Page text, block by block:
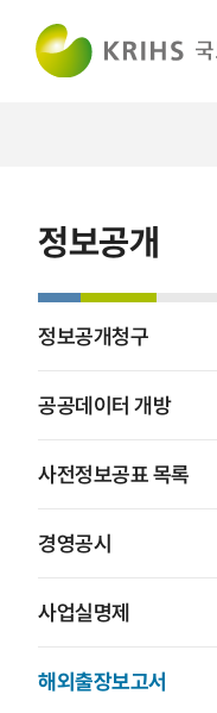
정보공개
정보공개청구
공공데이터 개방
사전정보공표 목록
경영공시
사업실명제
해외출장보고서